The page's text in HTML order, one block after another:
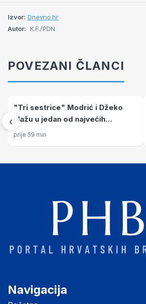
Izvor: Dnevno.hr
Autor: K.F./PDN
POVEZANI ČLANCI
‹
"Tri sestrice" Modrić i Džeko
ulažu u jedan od najvećih
projekata u Hrvatskoj:
milijardu eura
prije 59 min
Navigacija